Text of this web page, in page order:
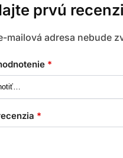
prvú
mailová adresa nebude
*
*